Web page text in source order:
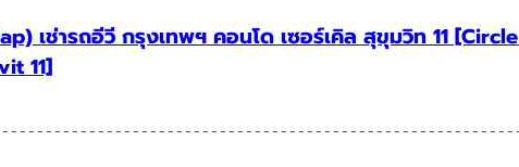
เช่ารถอีวี กรุงเทพฯ คอนโด เซอร์เคิล สุขุมวิท 11 [Circle
11]